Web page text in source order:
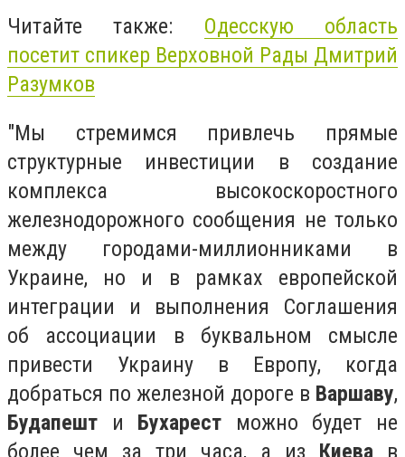
Читайте также: Одесскую область
посетит спикер Верховной Рады Дмитрий
Разумков
"Мы стремимся привлечь прямые
структурные инвестиции в создание
комплекса высокоскоростного
железнодорожного сообщения не только
между городами-миллионниками в
Украине, но и в рамках европейской
интеграции и выполнения Соглашения
об ассоциации в буквальном смысле
привести Украину в Европу, когда
добраться по железной дороге в Варшаву,
Будапешт и Бухарест можно будет не
более чем за три часа, а из Киева в